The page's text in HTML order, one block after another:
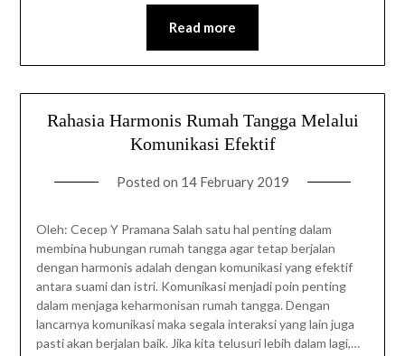
Read more
Rahasia Harmonis Rumah Tangga Melalui
Komunikasi Efektif
Posted on 14 February 2019
Oleh: Cecep Y Pramana Salah satu hal penting dalam
membina hubungan rumah tangga agar tetap berjalan
dengan harmonis adalah dengan komunikasi yang efektif
antara suami dan istri. Komunikasi menjadi poin penting
dalam menjaga keharmonisan rumah tangga. Dengan
lancarnya komunikasi maka segala interaksi yang lain juga
pasti akan berjalan baik. Jika kita telusuri lebih dalam lagi,…